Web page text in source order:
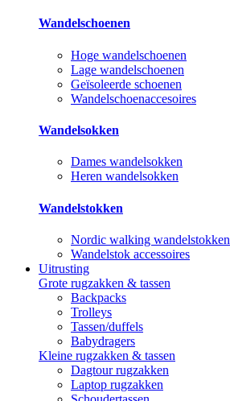
Wandelschoenen
Hoge wandelschoenen
Lage wandelschoenen
Geïsoleerde schoenen
Wandelschoenaccesoires
Wandelsokken
Dames wandelsokken
Heren wandelsokken
Wandelstokken
Nordic walking wandelstokken
Wandelstok accessoires
Uitrusting
Grote rugzakken & tassen
Backpacks
Trolleys
Tassen/duffels
Babydragers
Kleine rugzakken & tassen
Dagtour rugzakken
Laptop rugzakken